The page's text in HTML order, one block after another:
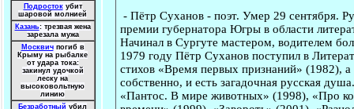
Подростокубит
шаровой молнией
Казань: трезвая жена
зарезала мужа
Москвичпогиб в
Крыму на рыбалке
от удара тока:
закинул удочкой
леску на
высоковольтную
линию
Безработный убил
-Пётр Суханов - поэт. Умер 29 сентября.
премии губернатора Югры в области
Начинал в Сургуте мастером, водителем
1979 году Пётр Суханов поступил в
стихов «Время первых признаний» (1982),
собственно, и есть загадочная русская
«Пантос. В мире животных» (1998), «Про